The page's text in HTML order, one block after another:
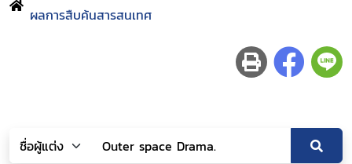
ผลการสืบค้นสารสนเทศ